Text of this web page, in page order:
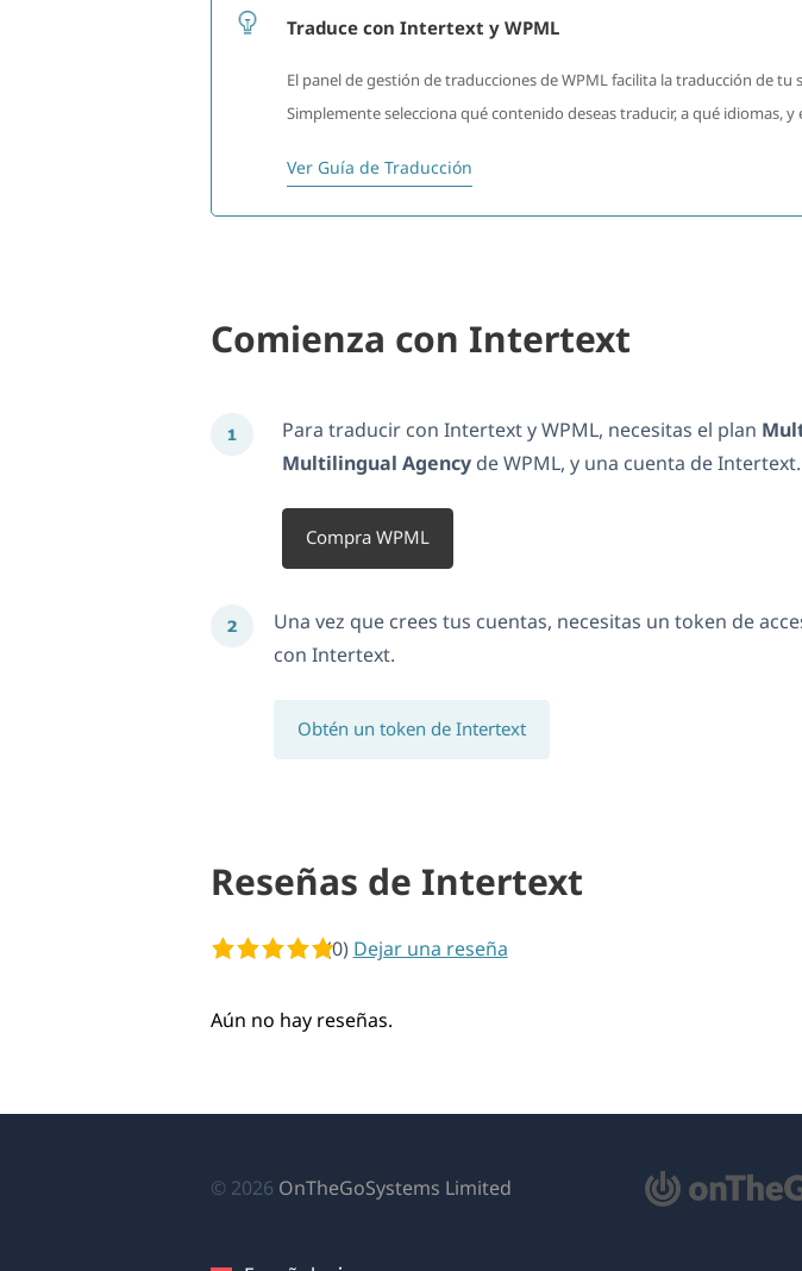
Traduce con Intertext y WPML
El panel de gestión de traducciones de WPML facilita la traducción de
Simplemente selecciona qué contenido deseas traducir, a qué idiomas,
Ver Guía de Traducción
Comienza con Intertext
Para traducir con Intertext y WPML, necesitas el plan
Multilingual Agencyde WPML, y una cuenta de Intertext.
Compra WPML
Una vez que crees tus cuentas, necesitas un token de
con Intertext.
Obtén un token de Intertext
Reseñas de Intertext
5 de 5 estrellas
(0) Dejar una reseña
Aún no hay reseñas.
© 2026 OnTheGoSystems Limited